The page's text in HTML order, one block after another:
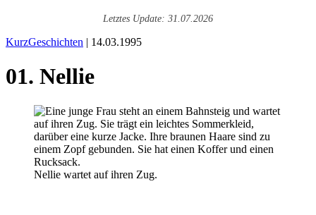
Letztes Update: 31.07.2026
KurzGeschichten | 14.03.1995
01. Nellie
Nellie wartet auf ihren Zug.